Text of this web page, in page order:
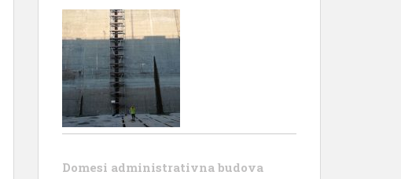
Domesi administrativna budova